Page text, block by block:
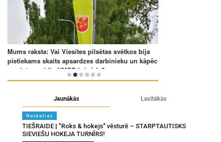
Jaunākās Lasītākās
Noskaties
TIEŠRAIDE | "Roks & hokejs" vēsturē – STARPTAUTISKS
SIEVIEŠU HOKEJA TURNĪRS!